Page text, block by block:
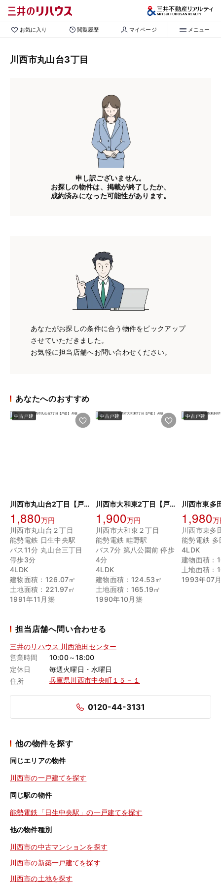
お気に入り 閲覧履歴 マイページ メニュー
川西市丸山台3丁目
申し訳ございません。
お探しの物件は、掲載が終了したか、
成約済みになった可能性があります。
あなたがお探しの条件に合う物件をピックアップ
させていただきました。
お気軽に担当店舗へお問い合わせください。
あなたへのおすすめ
中古戸建
川西市丸山台2丁目【戸建】
1,880万円
川西市丸山台２丁目
能勢電鉄 日生中央駅
バス11分 丸山台三丁目
停歩3分
4LDK
建物面積：126.07㎡
土地面積：221.97㎡
1991年11月築
中古戸建
川西市大和東2丁目【戸建】
1,900万円
川西市大和東２丁目
能勢電鉄 畦野駅
バス7分 第八公園前 停歩
4分
4LDK
建物面積：124.53㎡
土地面積：165.19㎡
1990年10月築
中古戸建
1,980万
川西市東多
能勢電鉄
4LDK
建物面積：
土地面積：
1993年07
担当店舗へ問い合わせる
三井のリハウス 川西池田センター
営業時間
10:00～18:00
定休日
毎週火曜日・水曜日
住所
兵庫県川西市中央町１５－１
0120-44-3131
他の物件を探す
同じエリアの物件
川西市の一戸建てを探す
同じ駅の物件
能勢電鉄「日生中央駅」の一戸建てを探す
他の物件種別
川西市の中古マンションを探す
川西市の新築一戸建てを探す
川西市の土地を探す